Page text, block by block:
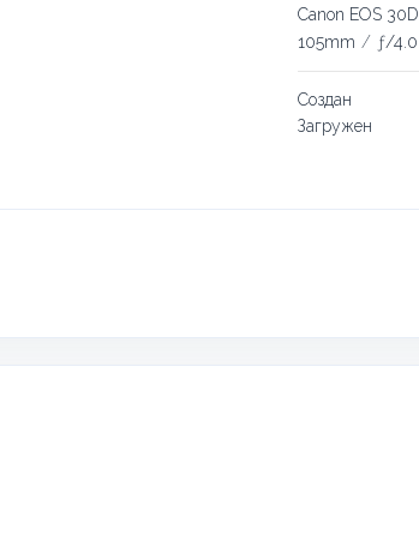
Canon EOS 30D
105mm / ƒ/4.0
Создан
Загружен